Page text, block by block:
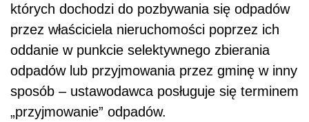
których dochodzi do pozbywania się odpadów
przez właściciela nieruchomości poprzez ich
oddanie w punkcie selektywnego zbierania
odpadów lub przyjmowania przez gminę w inny
sposób – ustawodawca posługuje się terminem
„przyjmowanie” odpadów.